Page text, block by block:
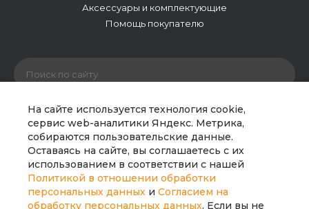
На сайте используется технология cookie,
сервис web-аналитики Яндекс. Метрика,
собираются пользовательские данные.
Оставаясь на сайте, вы соглашаетесь с их
использованием в соответствии с нашей
Политикой в отношении обработки
персональных данных и Согласием на
обработку персональных данных. Если вы не
Аксессуары и комплектующие
Помощь покупателю
© 2026 ООО «Полипайпгрупп». Все права защищены.
Сайт носит исключительно информационный характер
и не является публичной офертой. Все материалы
сайта являются интеллектуальной собственностью
компании.